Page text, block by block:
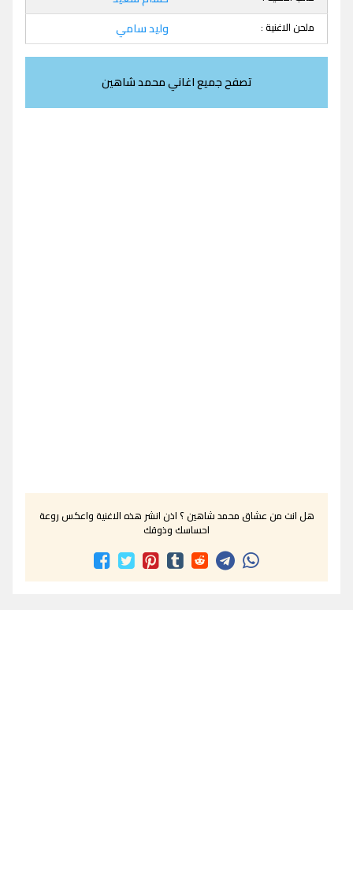
ملحن الاغنية : وليد سامي
تصفح جميع اغاني محمد شاهين
هل انت من عشاق محمد شاهين ؟ اذن انشر هذه الاغنية واعكس روعة
احساسك وذوقك